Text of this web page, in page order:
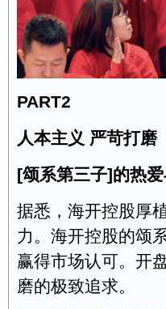
PART2
人本主义 严苛打磨
[颂系第三子]的热
据悉，海开控股厚
力。海开控股的颂
赢得市场认可。开
磨的极致追求。